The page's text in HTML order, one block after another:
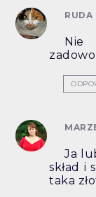
RUDA
Ja
skład i
taka